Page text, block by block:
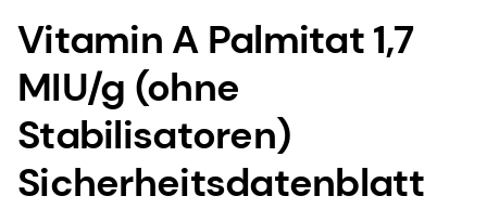
Vitamin A Palmitat 1,7
MIU/g (ohne
Stabilisatoren)
Sicherheitsdatenblatt